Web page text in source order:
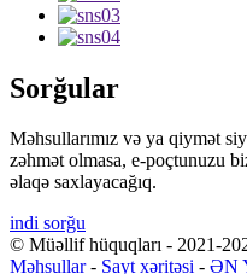
Sorğular
Məhsullarımız və ya qiymət
zəhmət olmasa, e-poçtunuzu
əlaqə saxlayacağıq.
indi sorğu
© Müəllif hüquqları - 2021-
Məhsullar- Sayt xəritəsi - ƏN